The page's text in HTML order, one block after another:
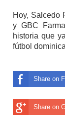
Hoy, Salcedo
y GBC
historia que
fútbol
Share on
Share on